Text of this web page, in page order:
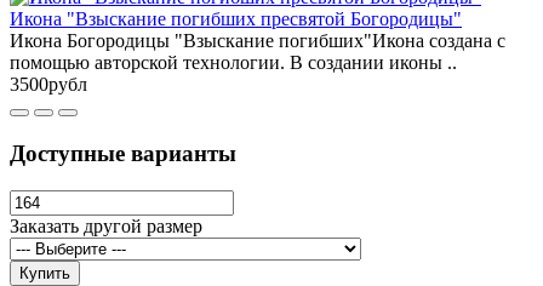
Икона "Взыскание погибших пресвятой Богородицы"
Икона Богородицы "Взыскание погибших"Икона создана с
помощью авторской технологии. В создании иконы ..
3500рубл
Доступные варианты
Заказать другой размер
Купить